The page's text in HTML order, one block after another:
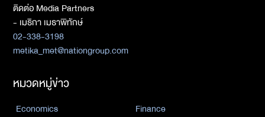
ติดต่อ Media Partners
- เมธิกา เมธาพิทักษ์
02-338-3198
metika_met@nationgroup.com
หมวดหมู่ข่าว
Economics
Finance